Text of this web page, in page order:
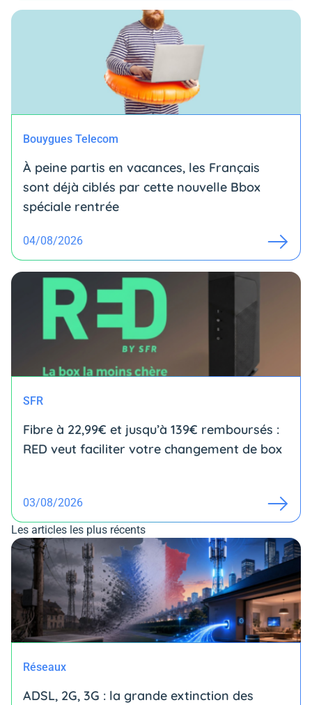
Bouygues Telecom
À peine partis en vacances, les Français
sont déjà ciblés par cette nouvelle Bbox
spéciale rentrée
04/08/2026
SFR
Fibre à 22,99€ et jusqu’à 139€ remboursés :
RED veut faciliter votre changement de box
03/08/2026
Les articles les plus récents
Réseaux
ADSL, 2G, 3G : la grande extinction des